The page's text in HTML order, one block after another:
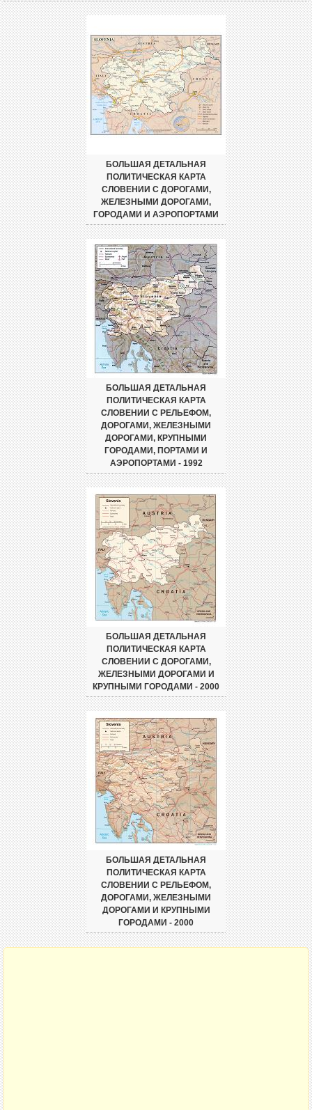
БОЛЬШАЯ ДЕТАЛЬНАЯ
ПОЛИТИЧЕСКАЯ КАРТА
СЛОВЕНИИ С ДОРОГАМИ,
ЖЕЛЕЗНЫМИ ДОРОГАМИ,
ГОРОДАМИ И АЭРОПОРТАМИ
БОЛЬШАЯ ДЕТАЛЬНАЯ
ПОЛИТИЧЕСКАЯ КАРТА
СЛОВЕНИИ С РЕЛЬЕФОМ,
ДОРОГАМИ, ЖЕЛЕЗНЫМИ
ДОРОГАМИ, КРУПНЫМИ
ГОРОДАМИ, ПОРТАМИ И
АЭРОПОРТАМИ - 1992
БОЛЬШАЯ ДЕТАЛЬНАЯ
ПОЛИТИЧЕСКАЯ КАРТА
СЛОВЕНИИ С ДОРОГАМИ,
ЖЕЛЕЗНЫМИ ДОРОГАМИ И
КРУПНЫМИ ГОРОДАМИ - 2000
БОЛЬШАЯ ДЕТАЛЬНАЯ
ПОЛИТИЧЕСКАЯ КАРТА
СЛОВЕНИИ С РЕЛЬЕФОМ,
ДОРОГАМИ, ЖЕЛЕЗНЫМИ
ДОРОГАМИ И КРУПНЫМИ
ГОРОДАМИ - 2000